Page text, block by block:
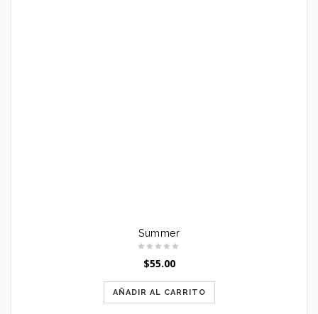
Summer
$55.00
AÑADIR AL CARRITO